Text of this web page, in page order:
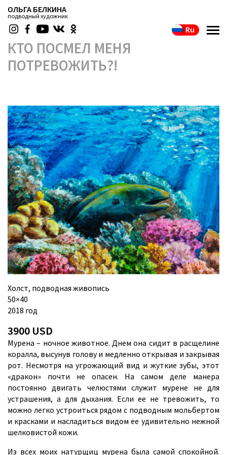
ОЛЬГА БЕЛКИНА
подводный художник
Ru
КТО ПОСМЕЛ МЕНЯ
ПОТРЕВОЖИТЬ?!
Холст, подводная живопись
50×40
2018 год
3900 USD
Мурена – ночное животное. Днем она сидит в расщелине
коралла, высунув голову и медленно открывая и закрывая
рот. Несмотря на угрожающий вид и жуткие зубы, этот
«дракон» почти не опасен. На самом деле манера
постоянно двигать челюстями служит мурене не для
устрашения, а для дыхания. Если ее не тревожить, то
можно легко устроиться рядом с подводным мольбертом
и красками и насладиться видом ее удивительно нежной
шелковистой кожи.
Из всех моих натурщиц мурена была самой спокойной.